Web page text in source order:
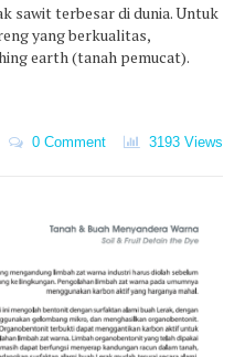
sawit terbesar di dunia. Untuk
yang berkualitas,
earth (tanah pemucat).
0 Comment 3193 Views